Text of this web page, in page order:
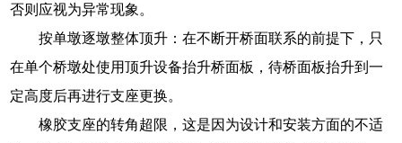
否则应视为异常现象。
按单墩逐墩整体顶升：在不断开桥面联系的前提下，只
在单个桥墩处使用顶升设备抬升桥面板，待桥面板抬升到一
定高度后再进行支座更换。
橡胶支座的转角超限，这是因为设计和安装方面的不适